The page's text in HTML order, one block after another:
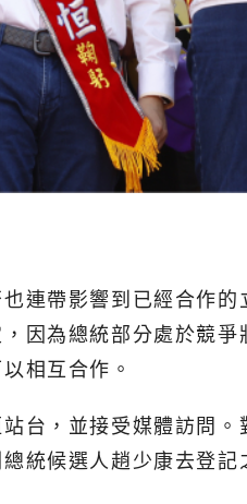
連帶影響到已經合作
因為總統部分處於競
相互合作。
台，並接受媒體訪問
統候選人趙少康去登